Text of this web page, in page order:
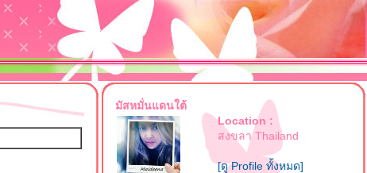
มัสหมั่นแดนใต้
Location :
สงขลา Thailand
[ดู Profile ทั้งหมด]